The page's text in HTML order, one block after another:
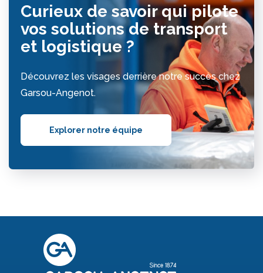
Curieux de savoir qui pilote
vos solutions de transport
et logistique ?
Découvrez les visages derrière notre succès chez
Garsou-Angenot.
Explorer notre équipe